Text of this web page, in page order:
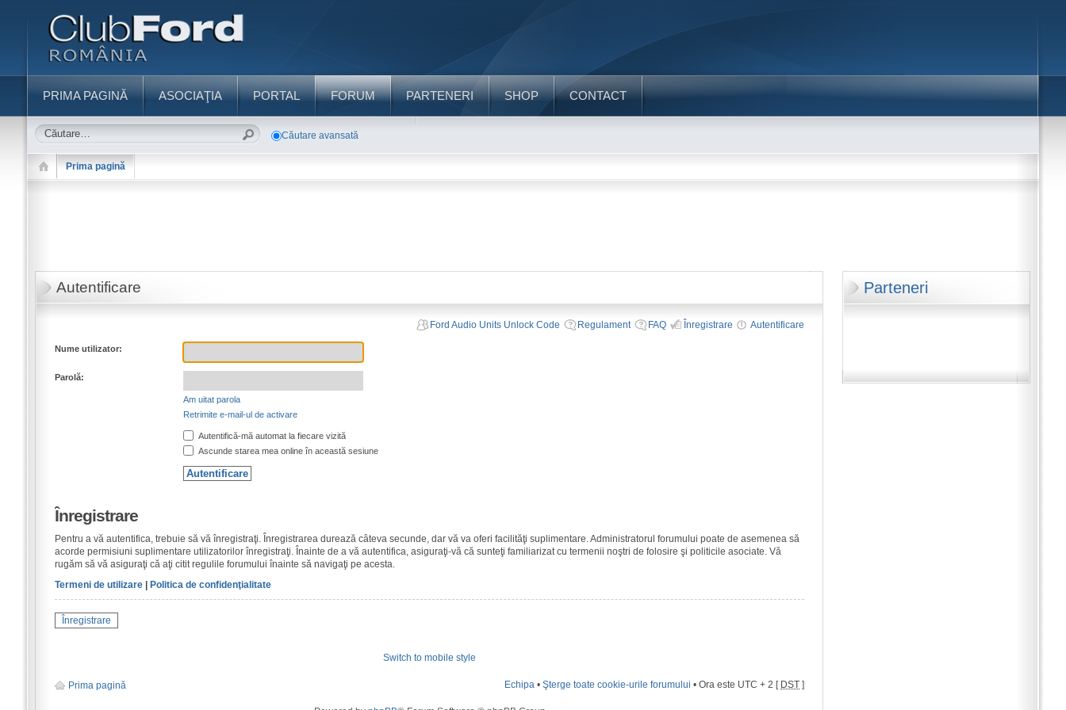
PRIMA PAGINĂ ASOCIAŢIA PORTAL FORUM PARTENERI SHOP CONTACT
Căutare avansată
Prima pagină
Parteneri
Autentificare
Ford Audio Units Unlock Code Regulament FAQ Înregistrare Autentificare
Nume utilizator:
Parolă:
Am uitat parola
Retrimite e-mail-ul de activare
Autentifică-mă automat la fiecare vizită
Ascunde starea mea online în această sesiune
Înregistrare
Pentru a vă autentifica, trebuie să vă înregistraţi. Înregistrarea durează câteva secunde, dar vă va oferi facilităţi suplimentare. Administratorul forumului poate de asemenea să
acorde permisiuni suplimentare utilizatorilor înregistraţi. Înainte de a vă autentifica, asiguraţi-vă că sunteţi familiarizat cu termenii noştri de folosire şi politicile asociate. Vă
rugăm să vă asiguraţi că aţi citit regulile forumului înainte să navigaţi pe acesta.
Termeni de utilizare| Politica de confidenţialitate
Înregistrare
Switch to mobile style
Prima pagină Echipa •Şterge toate cookie-urile forumului • Ora este UTC + 2 [ DST ]